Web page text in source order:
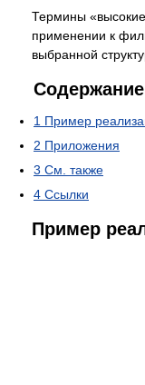
Термины
применении к
выбранной
Содержание
1 Пример
2 Приложения
3 См. также
4 Ссылки
Пример